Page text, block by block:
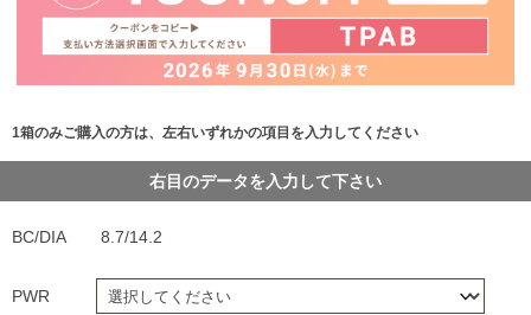
1箱のみご購入の方は、左右いずれかの項目を入力してください
右目のデータを入力して下さい
BC/DIA 8.7/14.2
PWR